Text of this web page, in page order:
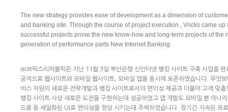
The new strategy provides ease of development as a dimension of
and banking site. Through the course of project execution , Vricks came up
successful projects prove the new know-how and long-term projects of the
generation of performance parts New Internet Banking.
㈜브릭스리퍼블릭은 지난 11월 3일 부산은행 신인터넷 뱅킹 사이트 구축 사업을 완
공적으로 웹사이트와 모바일 웹사이트, 모바일 앱을 동시에 오픈하였습니다. 무엇
비스 차원의 새로운 전략개발과 뱅킹 사이트로서의 편의성 제공과 더불어 고객 맞춤
뱅킹 사이트 사상 새로운 도전을 구현하는데 성공하였고 앱 개발도 모바일 뿐 아니
드용 등 세밀화된 UI로 편의성을 향상 시키는데 주력하였습니다. 장기간 지속된 프